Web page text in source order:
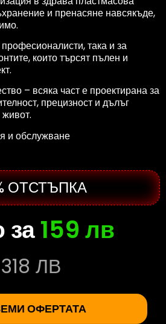
и пренасяне навсякъде,
така и за
които търсят пълен и
– всяка част е проектирана за
прецизност и дълъг
и обслужване
ОТСТЪПКА
за159 лв
318 ЛВ
ОФЕРТАТА